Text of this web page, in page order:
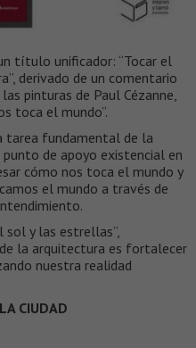
título unificador: “Tocar el
derivado de un comentario
pinturas de Paul Cézanne,
toca el mundo”.
tarea fundamental de la
de apoyo existencial en
cómo nos toca el mundo y
el mundo a través de
sol y las estrellas”,
la arquitectura es fortalecer
nuestra realidad
CIUDAD